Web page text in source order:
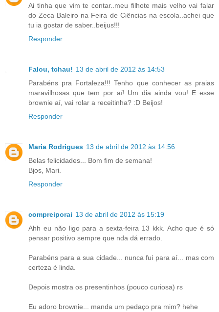
Ai tinha que vim te contar..meu filhote mais velho vai falar
do Zeca Baleiro na Feira de Ciências na escola..achei que
tu ia gostar de saber..beijus!!!
Responder
Falou, tchau! 13 de abril de 2012 às 14:53
Parabéns pra Fortaleza!!! Tenho que conhecer as praias
maravilhosas que tem por aí! Um dia ainda vou! E esse
brownie aí, vai rolar a receitinha? :D Beijos!
Responder
Maria Rodrigues 13 de abril de 2012 às 14:56
Belas felicidades... Bom fim de semana!
Bjos, Mari.
Responder
compreiporai 13 de abril de 2012 às 15:19
Ahh eu não ligo para a sexta-feira 13 kkk. Acho que é só
pensar positivo sempre que nda dá errado.
Parabéns para a sua cidade... nunca fui para aí... mas com
certeza é linda.
Depois mostra os presentinhos (pouco curiosa) rs
Eu adoro brownie... manda um pedaço pra mim? hehe